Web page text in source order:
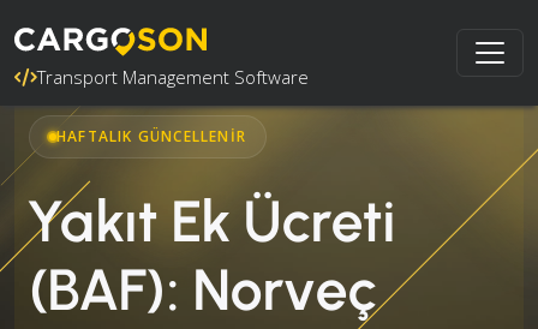
Transport Management Software
HAFTALIK GÜNCELLENIR
Yakıt Ek Ücreti
(BAF): Norveç